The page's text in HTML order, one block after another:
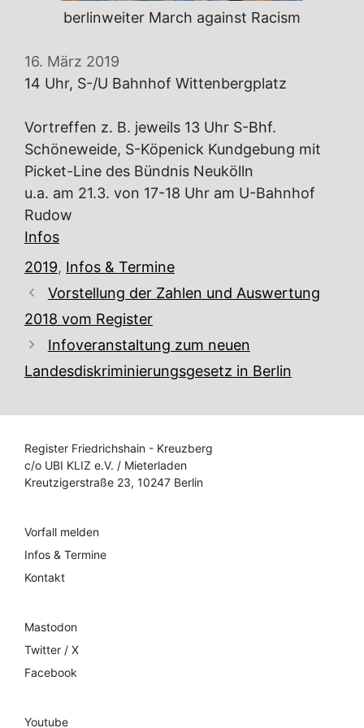
berlinweiter March against Racism
16. März 2019
14 Uhr, S-/U Bahnhof Wittenbergplatz
Vortreffen z. B. jeweils 13 Uhr S-Bhf.
Schöneweide, S-Köpenick Kundgebung mit
Picket-Line des Bündnis Neukölln
u.a. am 21.3. von 17-18 Uhr am U-Bahnhof
Rudow
Infos
Kategorien
2019, Infos & Termine
Vorstellung der Zahlen und Auswertung
2018 vom Register
Infoveranstaltung zum neuen
Landesdiskriminierungsgesetz in Berlin
Register Friedrichshain - Kreuzberg
c/o UBI KLIZ e.V. / Mieterladen
Kreutzigerstraße 23, 10247 Berlin
Vorfall melden
Infos & Termine
Kontakt
Mastodon
Twitter / X
Facebook
Youtube